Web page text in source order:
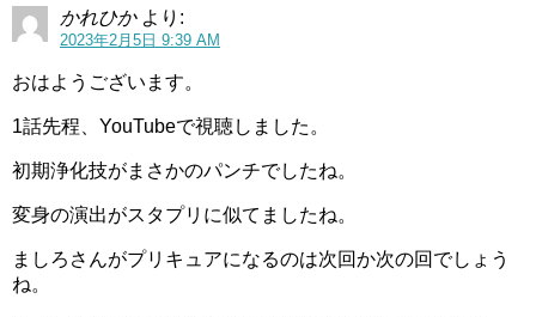
かれひか より:
2023年2月5日 9:39 AM
おはようございます。
1話先程、YouTubeで視聴しました。
初期浄化技がまさかのパンチでしたね。
変身の演出がスタプリに似てましたね。
ましろさんがプリキュアになるのは次回か次の回でしょう
ね。